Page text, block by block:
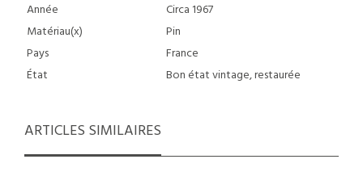
Année
Circa 1967
Matériau(x)
Pin
Pays
France
État
Bon état vintage, restaurée
ARTICLES SIMILAIRES